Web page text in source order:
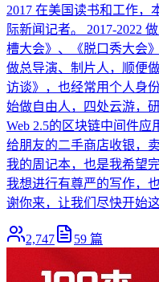
2017 在美国读书和工作，
际新闻记者。 2017-2022
槽大会》、《脱口秀大会
做总导演、制片人，顺便
访谈》，也经常用个人身
始做自由人，四处云游，
Web 2.5的区块链中间件应
给朋友的二手商店收银，
我的周记本，也是我希望
我想进行有尊严的写作，
谢你来，让我们尽快开始
2,747 59 篇